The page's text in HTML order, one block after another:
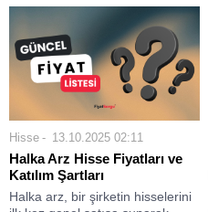
Hisse 13.10.2025 02:11
Halka Arz Hisse Fiyatları ve
Katılım Şartları
Halka arz, bir şirketin hisselerini